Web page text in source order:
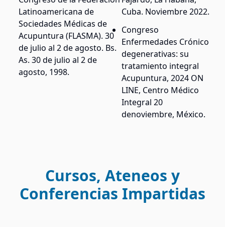
Latinoamericana de
Sociedades Médicas de
Acupuntura (FLASMA). 30
de julio al 2 de agosto. Bs.
As. 30 de julio al 2 de
agosto, 1998.
Cuba. Noviembre 2022.
Congreso
Enfermedades Crónico
degenerativas: su
tratamiento integral
Acupuntura, 2024 ON
LINE, Centro Médico
Integral 20
denoviembre, México.
Cursos, Ateneos y
Conferencias Impartidas